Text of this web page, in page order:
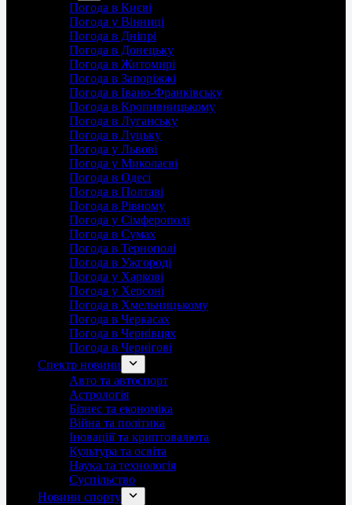
Погода в Києві
Погода у Вінниці
Погода в Дніпрі
Погода в Донецьку
Погода в Житомирі
Погода в Запоріжжі
Погода в Івано-Франківську
Погода в Кропивницькому
Погода в Луганську
Погода в Луцьку
Погода у Львові
Погода у Миколаєві
Погода в Одесі
Погода в Полтаві
Погода в Рівному
Погода у Сімферополі
Погода в Сумах
Погода в Тернополі
Погода в Ужгороді
Погода у Харкові
Погода у Херсоні
Погода в Хмельницькому
Погода в Черкасах
Погода в Чернівцях
Погода в Чернігові
Спектр новини
Авто та автоспорт
Астрологія
Бізнес та економіка
Війна та політика
Іноваціії та криптовалюта
Культура та освіта
Наука та технологія
Суспільство
Новини спорту